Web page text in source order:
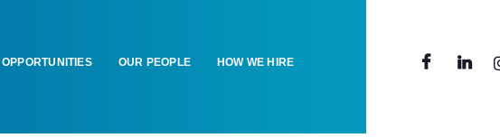
OPPORTUNITIES OUR PEOPLE HOW WE HIRE